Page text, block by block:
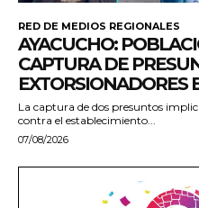
RED DE MEDIOS REGIONALES
AYACUCHO:
CAPTURA DE
EXTORSIONADORES
La captura de dos presuntos
contra el establecimiento...
07/08/2026